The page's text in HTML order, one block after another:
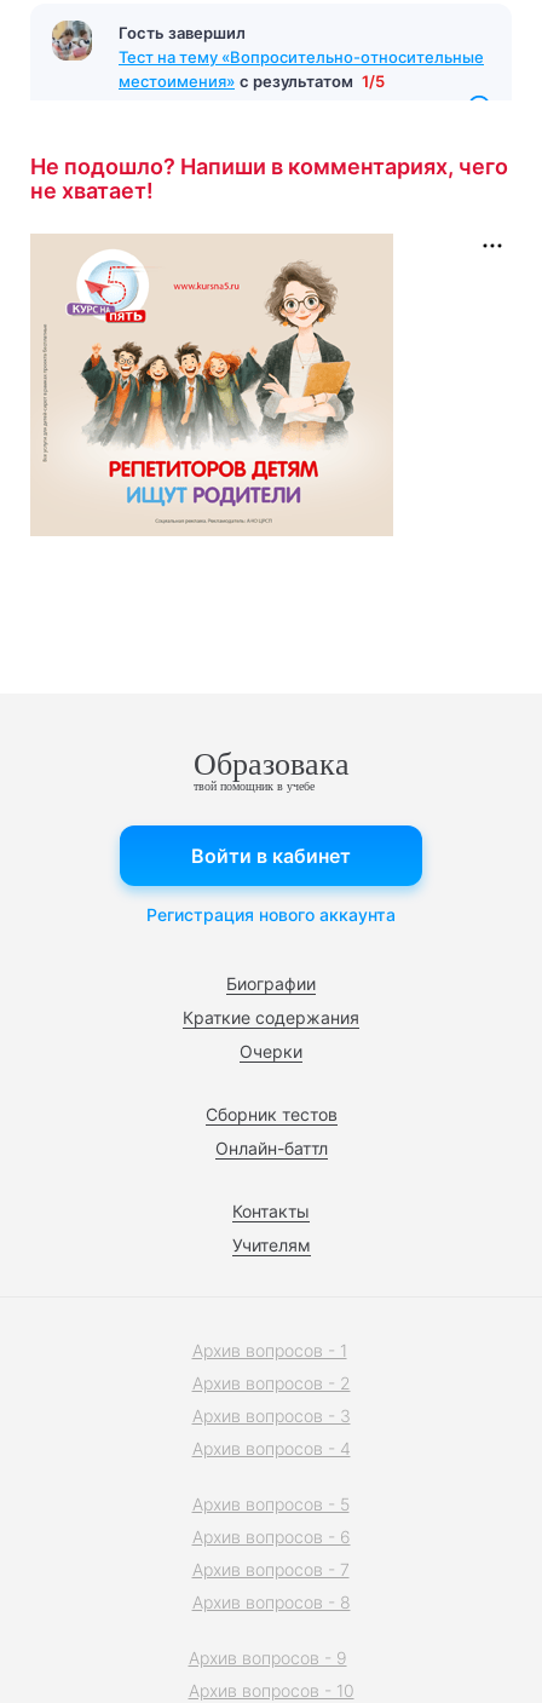
Гость завершил
Тест на тему «Вопросительно-относительные
местоимения» с результатом 1/5
Не подошло? Напиши в комментариях, чего
не хватает!
Образовака
твой помощник в учебе
Биографии
Краткие содержания
Очерки
Сборник тестов
Онлайн-баттл
Контакты
Учителям
Войти в кабинет
Регистрация нового аккаунта
Архив вопросов - 1
Архив вопросов - 2
Архив вопросов - 3
Архив вопросов - 4
Архив вопросов - 5
Архив вопросов - 6
Архив вопросов - 7
Архив вопросов - 8
Архив вопросов - 9
Архив вопросов - 10